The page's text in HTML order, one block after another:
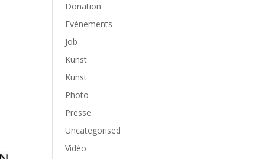
Donation
Evénements
Job
Kunst
Kunst
Photo
Presse
Uncategorised
Vidéo